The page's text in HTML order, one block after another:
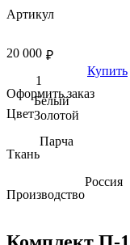
Артикул
₽
20 000
Купить
Оформить заказ
Цвет
Белый
Золотой
Ткань
Парча
Производство
Россия